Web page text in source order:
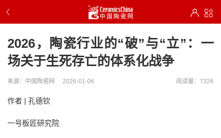
2026，陶瓷行业的“破”与“立”：一
场关于生死存亡的体系化战争
来源：中国陶瓷网 2026-01-06 阅读量：7326
作者 | 孔德钦
一号板匠研究院